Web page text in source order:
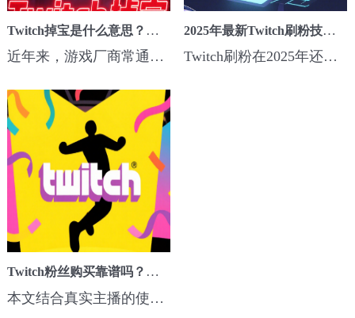
Twitch掉宝是什么意思？凌晨掉宝人数突然下降原因
近年来，游戏厂商常通过Twitch掉宝活动（Twitch Drops）吸引玩家参与直播互动。这一机制允许观众在观看特定游戏直播时，通过累计观看时长获得游戏内奖励，如限定皮肤、道具等。常见于《守望先锋》《Apex英雄》《无畏契约》等热门游戏的推广期。掉宝机制的运作流程如下：账号绑定：用户需将Twitch账号与游戏平台（如Battle.n...
2025年最新Twitch刷粉技巧：效果、安全性全解析
Twitch刷粉在2025年还能用吗？本文结合平台机制更新，分析安全刷粉技巧与服务选择策略，适合新手主播参考。...
Twitch粉丝购买靠谱吗？真实用户使用心得分析
本文结合真实主播的使用反馈，推荐 Twitch 粉丝购买平台与策略，适合初期冷启动阶段快速提升粉丝基础。...